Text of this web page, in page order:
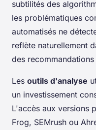
subtilités des
les problématiques
automatisés ne
reflète naturellement
des
Les outils d'analyse
un investissement
L'accès aux versions
Frog, SEMrush ou